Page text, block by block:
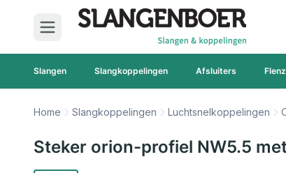
Ga naar de inhoud
Slangen Slangkoppelingen Afsluiters
Home Slangkoppelingen Luchtsnelkoppelingen
Steker orion-profiel NW5.5